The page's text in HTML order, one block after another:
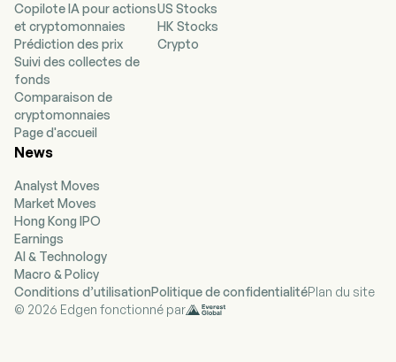
et NCS. Le segment Optus propose des
services mobiles, des ventes d'équipements,
des services vocaux et de données fixes, des
services par satellite, des services gérés, des
technologies de l'information et de la
communication (TIC), du cloud computing et de
la cybersécurité en Australie. Le segment
Singapore Consumer propose des services
mobiles, un accès Internet haut débit fixe, des
payantes, des contenus et services numériques
ainsi que des ventes d'équipements à
Singapour. Le segment Group Enterprise fournit
des technologies de l'information et de la
communication (TIC), des services mobiles, des
ventes d'équipements, des services vocaux et
de données fixes, des services par satellite, des
services gérés, du cloud computing et de la
Copilote IA pour actions
et cryptomonnaies
Prédiction des prix
Suivi des collectes de
fonds
Comparaison de
cryptomonnaies
Page d'accueil
US Stocks
HK Stocks
Crypto
News
Analyst Moves
Market Moves
Hong Kong IPO
Earnings
AI & Technology
Macro & Policy
Conditions d’utilisationPolitique de confidentialitéPlan du site
© 2026 Edgen fonctionné par